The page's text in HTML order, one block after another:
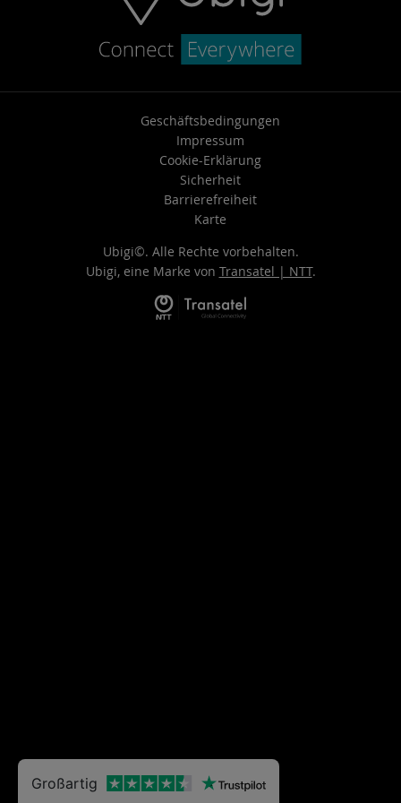
Geschäftsbedingungen
Impressum
Cookie-Erklärung
Sicherheit
Barrierefreiheit
Karte
Ubigi©. Alle Rechte vorbehalten.
Ubigi, eine Marke von Transatel | NTT.
Großartig